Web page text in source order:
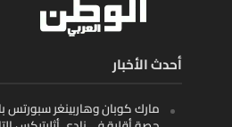
أحدث الأخبار
مارك كوبان وهاربينغر سبورتس